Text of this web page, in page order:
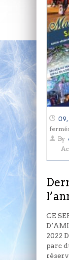
09,
By
CE
2022
parc